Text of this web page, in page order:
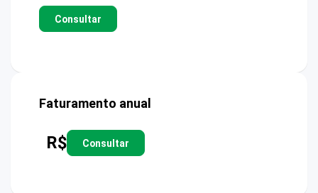
Consultar
Faturamento anual
R$ Consultar